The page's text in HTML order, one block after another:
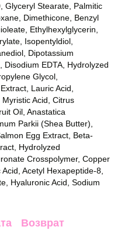
Glyceryl Stearate, Palmitic
Dimethicone, Benzyl
Ethylhexylglycerin,
Isopentyldiol,
Dipotassium
EDTA, Hydrolyzed
Glycol,
Lauric Acid,
Acid, Citrus
Oil, Anastatica
Parkii (Shea Butter),
Egg Extract, Beta-
Hydrolyzed
Crosspolymer, Copper
Acetyl Hexapeptide-8,
Hyaluronic Acid, Sodium
Возврат